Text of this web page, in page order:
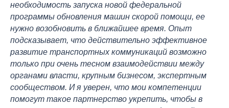
необходимость запуска новой федеральной
программы обновления машин скорой помощи, ее
нужно возобновить в ближайшее время. Опыт
подсказывает, что действительно эффективное
развитие транспортных коммуникаций возможно
только при очень тесном взаимодействии между
органами власти, крупным бизнесом, экспертным
сообществом. И я уверен, что мои компетенции
помогут такое партнерство укрепить, чтобы в